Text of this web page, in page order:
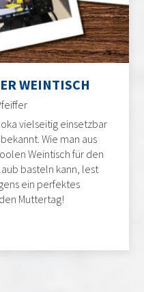
WEINTISCH
vielseitig einsetzbar
Wie man aus
Weintisch für den
basteln kann, lest
ein perfektes
Muttertag!